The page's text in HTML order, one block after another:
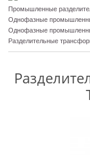
Промышленные
Однофазные
Однофазные
Разделительные